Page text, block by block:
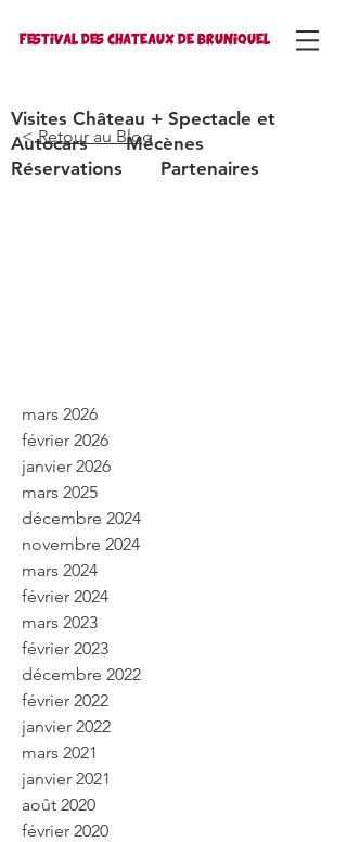
FESTIVAL DES CHATEAUX DE BRUNIQUEL
Visites Château + Spectacle et
Autocars
Mécènes
Réservations
Partenaires
<Retour au Blog
mars 2026
février 2026
janvier 2026
mars 2025
décembre 2024
novembre 2024
mars 2024
février 2024
mars 2023
février 2023
décembre 2022
février 2022
janvier 2022
mars 2021
janvier 2021
août 2020
février 2020